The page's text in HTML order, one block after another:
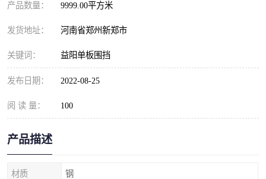
产品数量： 9999.00平方米
发货地址： 河南省郑州新郑市
关键词： 益阳单板围挡
发布日期： 2022-08-25
阅 读 量： 100
产品描述
材质 钢